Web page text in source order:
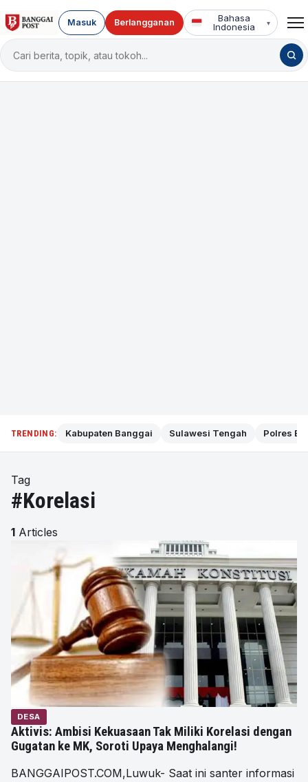
Cari
berita
Masuk Berlangganan
Bahasa
Indonesia
▾
TRENDING: Kabupaten Banggai Sulawesi Tengah Polres
Tag
#Korelasi
1 Articles
DESA
Aktivis: Ambisi Kekuasaan Tak Miliki Korelasi dengan
Gugatan ke MK, Soroti Upaya Menghalangi!
BANGGAIPOST.COM,Luwuk- Saat ini santer informasi